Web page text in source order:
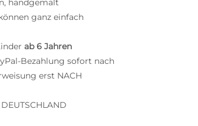
handgemalt
ganz einfach
ab 6 Jahren
Bezahlung sofort nach
erst NACH